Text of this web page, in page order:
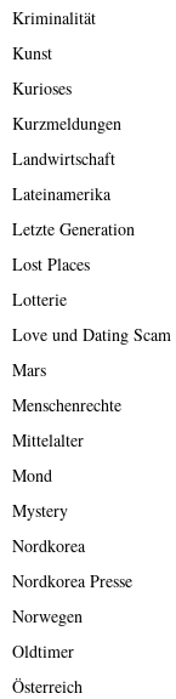
Kriminalität
Kunst
Kurioses
Kurzmeldungen
Landwirtschaft
Lateinamerika
Letzte Generation
Lost Places
Lotterie
Love und Dating Scam
Mars
Menschenrechte
Mittelalter
Mond
Mystery
Nordkorea
Nordkorea Presse
Norwegen
Oldtimer
Österreich